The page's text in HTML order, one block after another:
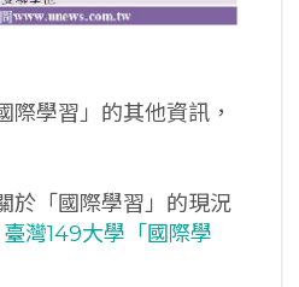
學習」的其他資訊，
於「國際學習」的現況
灣149大學「國際學